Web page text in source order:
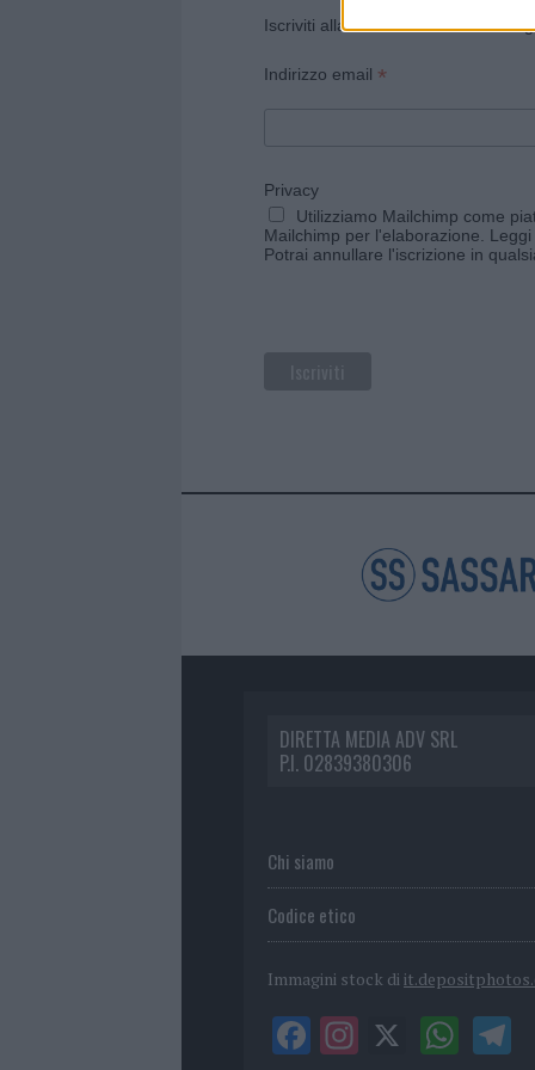
Iscriviti alla newsletter di Gallura
Indirizzo email *
Privacy
Utilizziamo Mailchimp come
Mailchimp per l'elaborazione.
Potrai annullare l'iscrizione in
DIRETTA MEDIA ADV SRL
P.I. 02839380306
Chi siamo
Codice etico
Immagini stock di